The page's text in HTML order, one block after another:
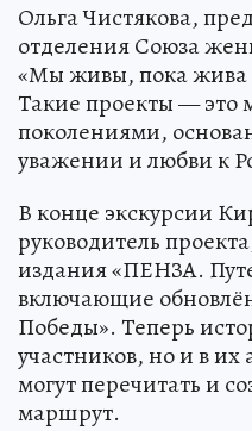
Ольга Чистякова,
отделения Союза
«Мы живы, пока жива
Такие проекты — это
поколениями,
уважении и любви к
В конце экскурсии
руководитель
издания «ПЕНЗА.
включающие
Победы». Теперь
участников, но и в
могут перечитать и
маршрут.